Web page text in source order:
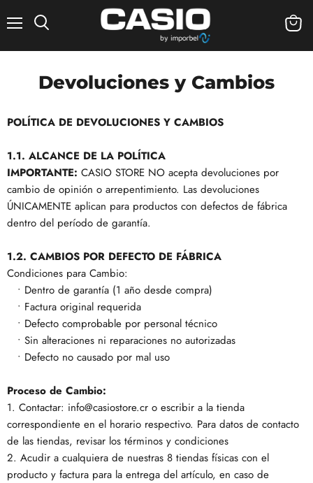
carrito
Devoluciones y Cambios
POLÍTICA DE DEVOLUCIONES Y CAMBIOS
1.1. ALCANCE DE LA POLÍTICA
IMPORTANTE: CASIO STORE NO acepta devoluciones por
cambio de opinión o arrepentimiento. Las devoluciones
ÚNICAMENTE aplican para productos con defectos de fábrica
dentro del período de garantía.
1.2. CAMBIOS POR DEFECTO DE FÁBRICA
Condiciones para Cambio:
• Dentro de garantía (1 año desde compra)
• Factura original requerida
• Defecto comprobable por personal técnico
• Sin alteraciones ni reparaciones no autorizadas
• Defecto no causado por mal uso
Proceso de Cambio:
1. Contactar: info@casiostore.cr o escribir a la tienda
correspondiente en el horario respectivo. Para datos de contacto
de las tiendas, revisar los términos y condiciones
2. Acudir a cualquiera de nuestras 8 tiendas físicas con el
producto y factura para la entrega del artículo, en caso de